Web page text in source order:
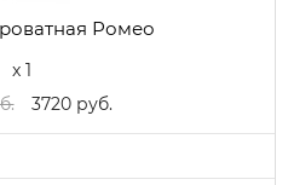
Ромео
x 1
3720 руб.